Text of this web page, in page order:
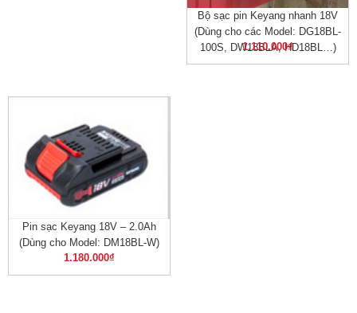
Bộ sạc pin Keyang nhanh 18V
(Dùng cho các Model: DG18BL-
100S, DW18BLA, HD18BL…)
1.110.000₫
Pin sạc Keyang 18V – 2.0Ah
(Dùng cho Model: DM18BL-W)
1.180.000₫